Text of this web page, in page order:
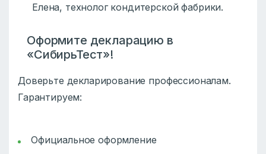
Елена, технолог кондитерской фабрики.
Оформите декларацию в
«СибирьТест»!
Доверьте декларирование профессионалам.
Гарантируем:
Официальное оформление